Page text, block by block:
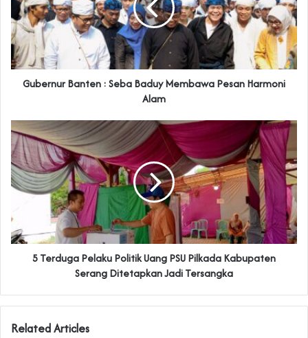
Gubernur Banten : Seba Baduy Membawa Pesan Harmoni
Alam
5 Terduga Pelaku Politik Uang PSU Pilkada Kabupaten
Serang Ditetapkan Jadi Tersangka
Related Articles